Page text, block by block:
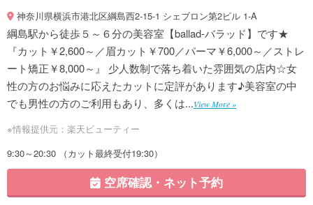
神奈川県横浜市港北区綱島西2-15-1 シェブロン第2ビル 1-A
綱島駅から徒歩５～６分の美容室【ballad-バラッド】です★
『カット￥2,600～／眉カット￥700／パーマ￥6,000～／ストレ
ート矯正￥8,000～』 少人数制で落ち着いた雰囲気の店内☆女
性の方のお悩みに応えたカットに定評があります♪美容室の中
でも男性の方のご利用もあり、多くは...View More »
※情報提供元：楽天ビューティー
9:30～20:30 （カット最終受付19:30）
空席確認・ネット予約